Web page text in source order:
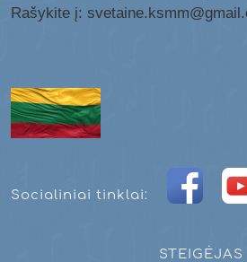
Rašykite į:
Socialiniai tinklai:
STEIGĖJAS